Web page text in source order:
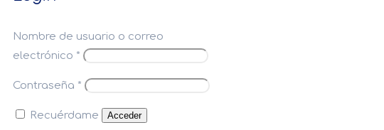
Nombre de usuario o correo
electrónico *
Contraseña *
Recuérdame Acceder